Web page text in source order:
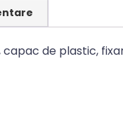
de plastic,